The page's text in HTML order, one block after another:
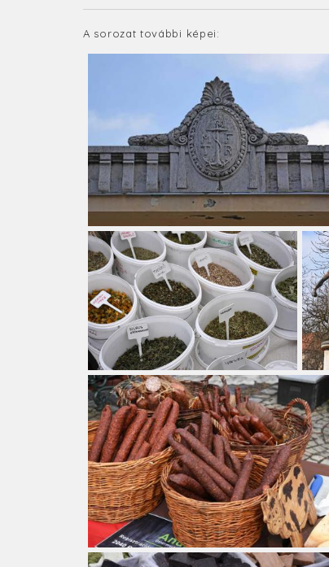
A sorozat további képei: